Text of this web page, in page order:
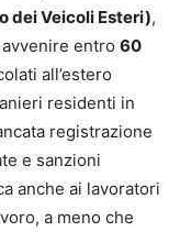
dei Veicoli Esteri),
entro 60
all’estero
residenti in
registrazione
e sanzioni
anche ai lavoratori
a meno che